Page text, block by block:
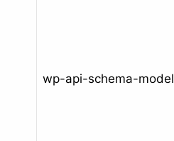
wp-api-schema-model